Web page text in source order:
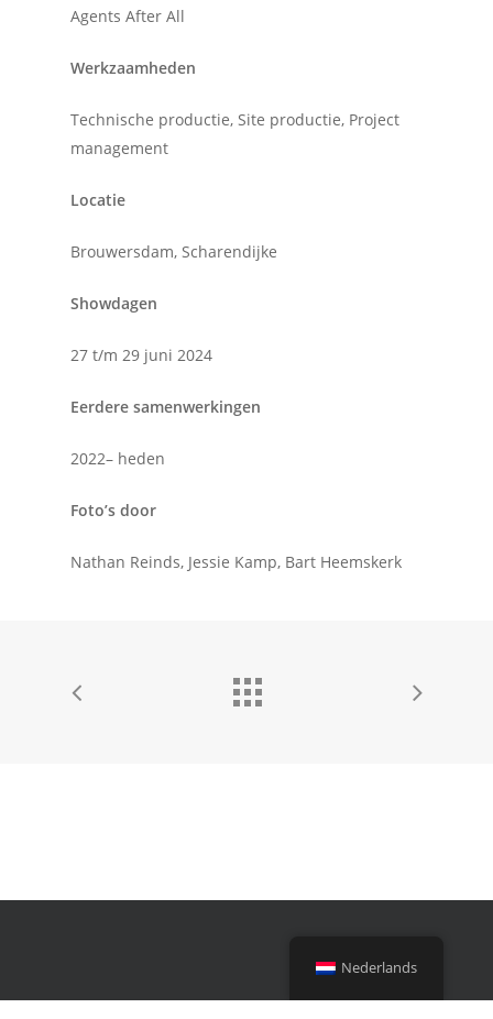
Agents After All
Werkzaamheden
Technische productie, Site productie, Project
management
Locatie
Brouwersdam, Scharendijke
Showdagen
27 t/m 29 juni 2024
Eerdere samenwerkingen
2022– heden
Foto’s door
Nathan Reinds, Jessie Kamp, Bart Heemskerk
Nederlands